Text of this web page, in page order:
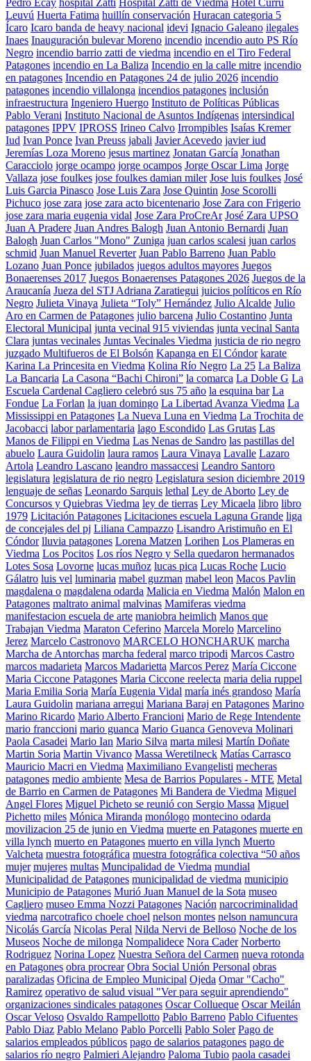
Pedro Ecay hospital Zatti Hospital Zatti de Viedma Hotel Currú
Leuvú Huerta Fatima huillín conservación Huracan categoria 5
Ícaro Icaro banda de heavy nacional idevi Ignacio Galeano ilegales
Inaes Inauguración bulevar Moreno incendio incendio auto PS Río
Negro incendio barrio zatti de viedma incendio en el Tiro Federal
Patagones incendio en La Baliza Incendio en la calle mitre incendio
en patagones Incendio en Patagones 24 de julio 2026 incendio
patagones incendio villalonga incendios patagones inclusión
infraestructura Ingeniero Huergo Instituto de Políticas Públicas
Pablo Verani Instituto Nacional de Asuntos Indígenas intersindical
patagones IPPV IPROSS Irineo Calvo Irrompibles Isaías Kremer
Iud Ivan Ponce Ivan Preuss jabali Javier Acevedo javier iud
Jeremías Loza Moreno jesus martinez Jonatan García Jonathan
Caracciolo jorge ocampo jorge ocampos Jorge Oscar Lima Jorge
Vallaza jose foulkes jose foulkes damian miler Jose luis foulkes José
Luis Garcia Pinasco Jose Luis Zara Jose Quintin Jose Scorolli
Pichuco jose zara jose zara acto bicentenario Jose Zara con Frigerio
jose zara maria eugenia vidal Jose Zara ProCreAr José Zara UPSO
Juan A Pradere Juan Andres Balogh Juan Antonio Bernardi Juan
Balogh Juan Carlos "Mono" Zuniga juan carlos scalesi juan carlos
schmid Juan Manuel Reverter Juan Pablo Barreno Juan Pablo
Lozano Juan Ponce jubilados juegos adultos mayores Juegos
Bonaerenses 2017 Juegos Bonaerenses Patagones 2026 Juegos de la
Araucanía Jueza del STJ Adriana Zaratiegui juicios políticos en Río
Negro Julieta Vinaya Julieta “Toly” Hernández Julio Alcalde Julio
Aro en Carmen de Patagones julio barcena Julio Costantino Junta
Electoral Municipal junta vecinal 915 viviendas junta vecinal Santa
Clara juntas vecinales Juntas Vecinales Viedma justicia de rio negro
juzgado Multifueros de El Bolsón Kapanga en El Cóndor karate
Karina La Princesita en Viedma Kolina Río Negro La 25 La Baliza
La Bancaria La Casona “Bachi Chironi” la comarca La Doble G La
Escuela Cardenal Cagliero celebró sus 75 año la esquina bar La
Fondue La Forlan la juan domingo La Libertad Avanza Viedma La
Mississippi en Patagones La Nueva Luna en Viedma La Trochita de
Jacobacci labor parlamentaria lago Escondido Las Grutas Las
Manos de Filippi en Viedma Las Nenas de Sandro las pastillas del
abuelo Laura Guidolin laura ramos Laura Vinaya Lavalle Lazaro
Artola Leandro Lascano leandro massaccesi Leandro Santoro
legislatura legislatura de rio negro Legislatura sesion diciembre 2019
lenguaje de señas Leonardo Sarquis lethal Ley de Aborto Ley de
Concursos y Quiebras Viedma ley de tierras Ley Micaela libro libro
1979 Licitación Patagones Licitaciones escuela Laguna Grande liga
de concejales del pj Liliana Campazzo Lisandro Aristimuño en El
Cóndor lluvia patagones Lorena Matzen Lorihen Los Plameras en
Viedma Los Pocitos Los ríos Negro y Sella quedaron hermanados
Lotes Sosa Lovorne lucas muñoz lucas pica Lucas Roche Lucio
Gálatro luis vel luminaria mabel guzman mabel leon Macos Pavlin
magdalena o magdalena odarda Malicia en Viedma Malón Malon en
Patagones maltrato animal malvinas Mamiferas viedma
manifestacion escuela de arte maniobra heimlich Manos que
Trabajan Viedma Maraton Ceferino Marcela Morelo Marcelino
Jerez Marcelo Castronovo MARCELO HONCHARUK marcha
Marcha de Antorchas marcha federal marco tripodi Marcos Castro
marcos madarieta Marcos Madarietta Marcos Perez María Ciccone
Maria Ciccone Patagones Maria Ciccone reelecta maria delia ruppel
Maria Emilia Soria María Eugenia Vidal maría inés grandoso María
Laura Guidolin mariana arregui Mariana Baraj en Patagones Marino
Marino Ricardo Mario Alberto Francioni Mario de Rege Intendente
mario franccioni mario guanca Mario Guanca Genoveva Molinari
Paola Casadei Mario Ian Mario Silva marta milesi Martín Doñate
Martin Soria Martin Vivanco Massa Weretilneck Matías Carrasco
Mauricio Macri en Viedma Maximiliano Evangelisti mecheras
patagones medio ambiente Mesa de Barrios Populares - MTE Metal
de Barrio en Carmen de Patagones Mi Bandera de Viedma Miguel
Angel Flores Miguel Picheto se reunió con Sergio Massa Miguel
Pichetto miles Mónica Miranda monólogo montecino odarda
movilizacion 25 de junio en Viedma muerte en Patagones muerte en
villa lynch muerto en Patagones muerto en villa lynch Muerto
Valcheta muestra fotográfica muestra fotográfica colectiva “50 años
mujer mujeres multas Muncipalidad de Viedma mundial
Municipalidad de Patagones municipalidad de viedma municipio
Municipio de Patagones Murió Juan Manuel de la Sota museo
Cagliero museo Emma Nozzi Patagones Nación narcocriminalidad
viedma narcotrafico choele choel nelson montes nelson namuncura
Nicolás García Nicolas Peral Nilda Nervi de Belloso Noche de los
Museos Noche de milonga Nompalidece Nora Cader Norberto
Rodriguez Norina Lopez Nuestra Señora del Carmen nueva rotonda
en Patagones obra procrear Obra Social Unión Personal obras
paralizadas Oficina de Empleo Municipal Ojeda Omar "Cacho"
Ramirez operativo de salud visual "Ver para seguir aprendiendo"
organizaciones sindicales patagones Oscar Collueque Oscar Meilán
Oscar Veloso Osvaldo Rampellotto Pablo Barreno Pablo Cifuentes
Pablo Diaz Pablo Melano Pablo Porcelli Pablo Soler Pago de
salarios empleados públicos pago de salarios patagones pago de
salarios río negro Palmieri Alejandro Paloma Tubio paola casadei